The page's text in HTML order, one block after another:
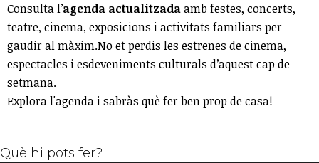
Consulta l’agenda actualitzadaamb festes, concerts,
teatre, cinema, exposicions i activitats familiars per
gaudir al màxim.No et perdis les estrenes de cinema,
espectacles i esdeveniments culturals d’aquest cap de
setmana.
Explora l'agenda i sabràs què fer ben prop de casa!
Què hi pots fer?